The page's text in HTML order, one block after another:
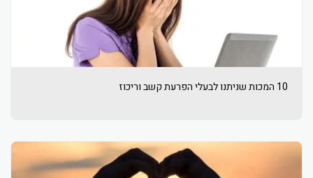
10 המכות שניתנו לבעלי הפרעת קשב וריכוז